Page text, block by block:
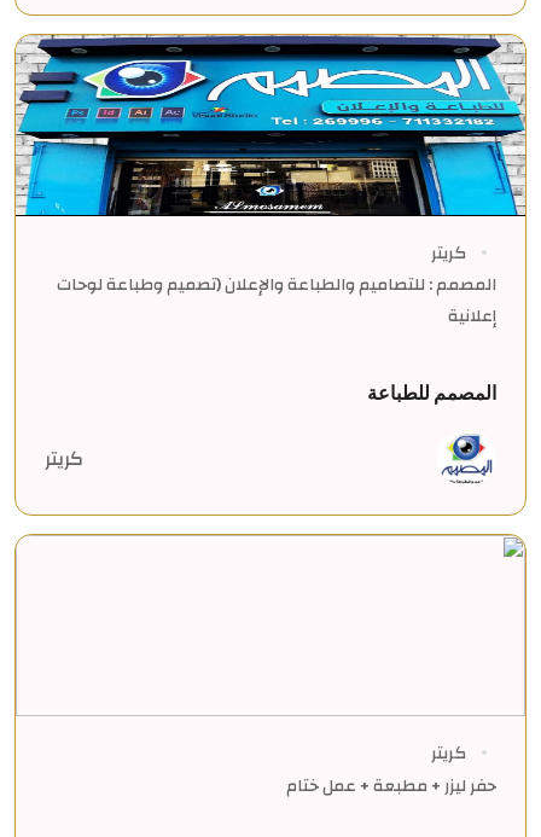
كريتر
المصمم : للتصاميم والطباعة والإعلان (تصميم وطباعة لوحات
إعلانية
المصمم للطباعة
كريتر
كريتر
حفر ليزر + مطبعة + عمل ختام